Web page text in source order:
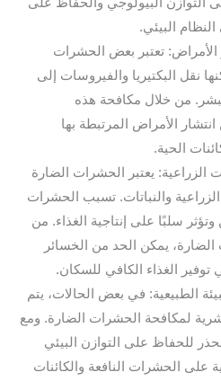
التوازن البيولوجي والحفاظ على
البيئي.
الأمراض: تعتبر بعض الحشرات
نقل البكتيريا والفيروسات إلى
من خلال مكافحة هذه
الأمراض المرتبطة بها
الحية.
الزراعية: يعتبر الحشرات الضارة
والنباتات. تسبب الحشرات
وتؤثر سلبًا على إنتاجية الغذاء. من
يمكن الحد من الخسائر
توفير الغذاء الكافي للسكان.
الطبيعية: في بعض الحالات، يتم
لمكافحة الحشرات الضارة. ومع
للحفاظ على التوازن البيئي
على الحشرات النافعة والكائنات